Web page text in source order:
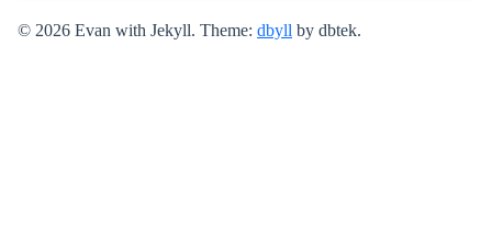
© 2026 Evan with Jekyll. Theme: dbyll by dbtek.